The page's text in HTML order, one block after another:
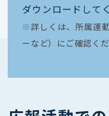
ダウンロードして
※ 詳しくは、所属運
ーなど）にご確認くだ